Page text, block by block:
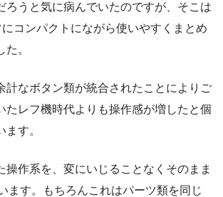
ろうと気に病んでいたのですが、そこは
コンパクトにながら使いやすくまとめ
。
計なボタン類が統合されたことによりご
たレフ機時代よりも操作感が増したと個
ます。
操作系を、変にいじることなくそのまま
ます。もちろんこれはパーツ類を同じ